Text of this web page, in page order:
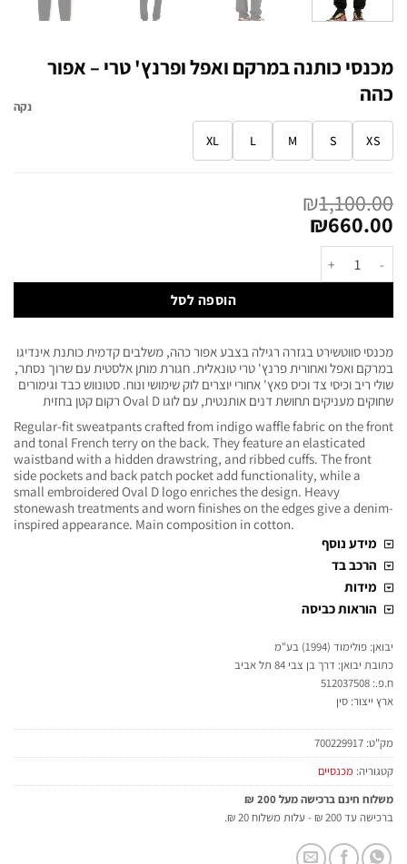
מכנסי כותנה במרקם ואפל ופרנץ' טרי – אפור
כהה
XS
S
M
L
XL
נקה
₪1,100.00
₪660.00
הוספה לסל
מכנסי סווטשירט בגזרה רגילה בצבע אפור כהה, משלבים קדמית כותנת אינדיגו
במרקם ואפל ואחורית פרנץ' טרי טונאלית. חגורת מותן אלסטית עם שרוך נסתר,
שולי ריב וכיסי צד וכיס פאץ' אחורי יוצרים לוק שימושי ונוח. סטונווש כבד וגימורים
שחוקים מעניקים תחושת דנים אותנטית, עם לוגו Oval D רקום קטן בחזית
Regular-fit sweatpants crafted from indigo waffle fabric on the front
and tonal French terry on the back. They feature an elasticated
waistband with a hidden drawstring, and ribbed cuffs. The front
side pockets and back patch pocket add functionality, while a
small embroidered Oval D logo enriches the design. Heavy
stonewash treatments and worn finishes on the edges give a denim-
inspired appearance. Main composition in cotton.
מידע נוסף
הרכב בד
מידות
הוראות כביסה
יבואן: פולימוד (1994) בע"מ
כתובת יבואן: דרך בן צבי 84 תל אביב
ח.פ.: 512037508
ארץ ייצור: סין
מק"ט: 700229917
קטגוריה: מכנסיים
משלוח חינם ברכישה מעל 200 ₪
ברכישה עד 200 ₪ - עלות משלוח 20 ₪.